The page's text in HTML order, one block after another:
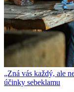
„Zná vás každý, ale
účinky sebeklamu